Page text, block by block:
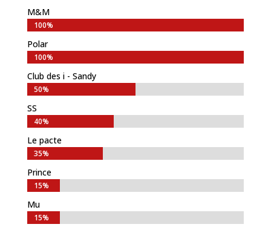
M&M
100%
100%
Polar
100%
100%
Club des i - Sandy
50%
50%
SS
40%
40%
Le pacte
35%
35%
Prince
15%
15%
Mu
15%
15%